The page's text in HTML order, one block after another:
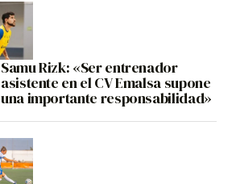
Samu Rizk: «Ser entrenador
asistente en el CV Emalsa supone
una importante responsabilidad»